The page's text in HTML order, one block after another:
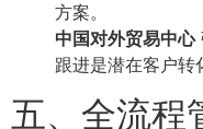
方案。
中国对外贸易中心
跟进是潜在客户转
五、全流程